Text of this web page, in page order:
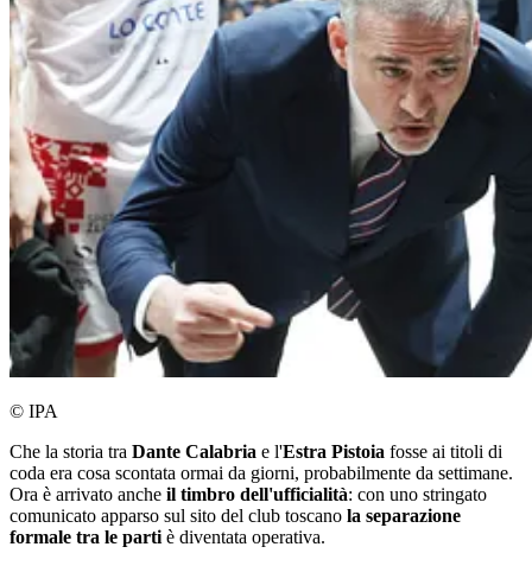
© IPA
Che la storia tra Dante Calabria e l'Estra Pistoia fosse ai titoli di
coda era cosa scontata ormai da giorni, probabilmente da settimane.
Ora è arrivato anche il timbro dell'ufficialità: con uno stringato
comunicato apparso sul sito del club toscano la separazione
formale tra le parti è diventata operativa.